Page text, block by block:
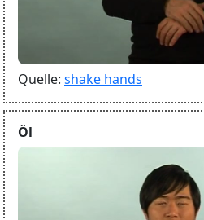
Quelle: shake hands
Öl